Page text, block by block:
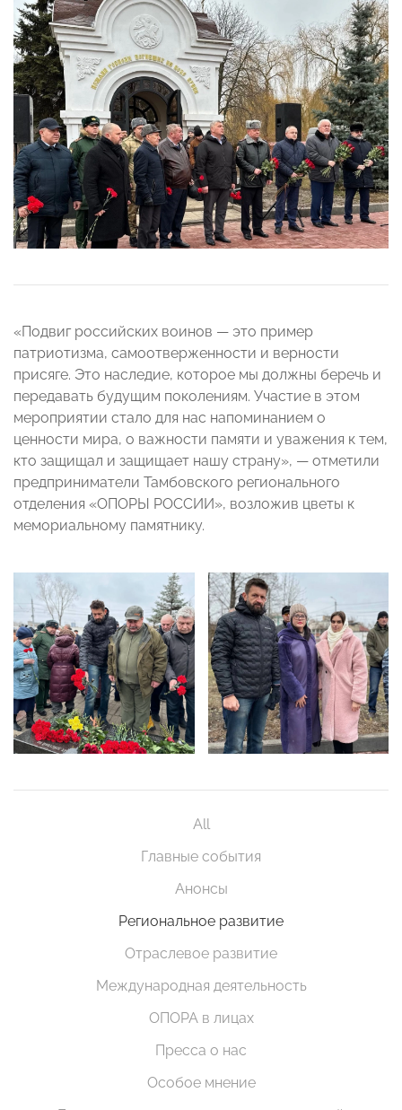
«Подвиг российских воинов — это пример
патриотизма, самоотверженности и верности
присяге. Это наследие, которое мы должны беречь и
передавать будущим поколениям. Участие в этом
мероприятии стало для нас напоминанием о
ценности мира, о важности памяти и уважения к тем,
кто защищал и защищает нашу страну», — отметили
предприниматели Тамбовского регионального
отделения «ОПОРЫ РОССИИ», возложив цветы к
мемориальному памятнику.
All
Главные события
Анонсы
Региональное развитие
Отраслевое развитие
Международная деятельность
ОПОРА в лицах
Пресса о нас
Особое мнение